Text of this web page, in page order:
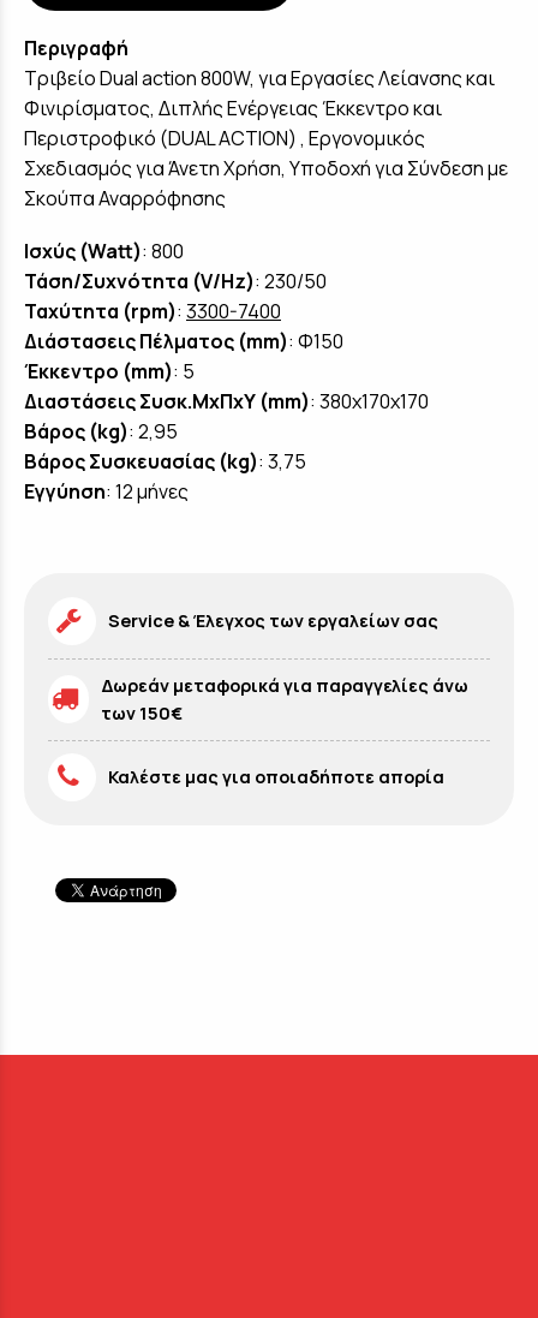
Περιγραφή
Τριβείο Dual action 800W, για Εργασίες Λείανσης και
Φινιρίσματος, Διπλής Ενέργειας Έκκεντρο και
Περιστροφικό (DUAL ACTION) , Εργονομικός
Σχεδιασμός για Άνετη Χρήση, Υποδοχή για Σύνδεση με
Σκούπα Αναρρόφησης
Ισχύς (Watt): 800
Τάση/Συχνότητα (V/Hz): 230/50
Ταχύτητα (rpm): 3300-7400
Διάστασεις Πέλματος (mm): Φ150
Έκκεντρο (mm): 5
Διαστάσεις Συσκ.ΜxΠxΥ (mm): 380x170x170
Βάρος (kg): 2,95
Βάρος Συσκευασίας (kg): 3,75
Εγγύηση: 12 μήνες
Service & Έλεγχος των εργαλείων σας
Δωρεάν μεταφορικά για παραγγελίες άνω
των 150€
Καλέστε μας για οποιαδήποτε απορία